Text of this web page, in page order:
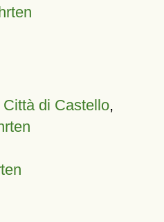
di Castello,